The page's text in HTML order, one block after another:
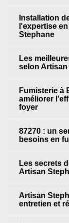
Installation
l'expertise
Stephane
Les
selon Artisan
Fumisterie à
améliorer
foyer
87270 : un
besoins en
Les secrets
Artisan
Artisan
entretien et